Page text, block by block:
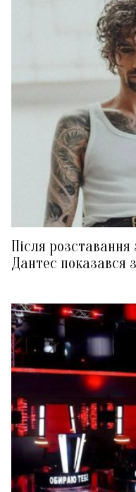
Після
Дантес показався